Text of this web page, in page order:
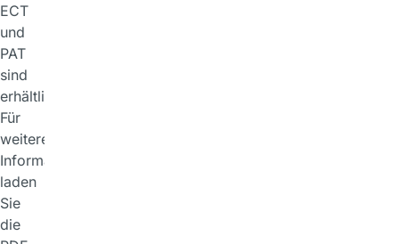
ECT
und
PAT
sind
erhältlich.
Für
weitere
Informationen,
laden
Sie
die